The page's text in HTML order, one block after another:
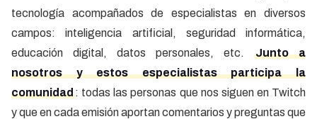
tecnología acompañados de especialistas en diversos
campos: inteligencia artificial, seguridad informática,
educación digital, datos personales, etc.
Junto a
nosotros y estos especialistas participa la
comunidad: todas las personas que nos siguen en Twitch
y que en cada emisión aportan comentarios y preguntas que